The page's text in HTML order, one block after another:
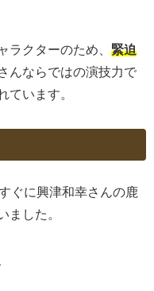
ラクターのため、 緊迫
んならではの演技力で
ています。
ぐに興津和幸さんの鹿
ました。